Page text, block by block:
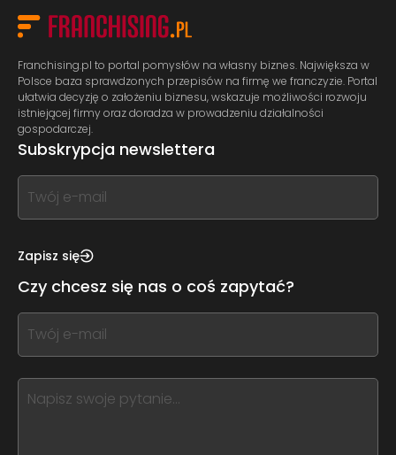
Franchising.pl to portal pomysłów na własny biznes. Największa w
Polsce baza sprawdzonych przepisów na firmę we franczyzie. Portal
ułatwia decyzję o założeniu biznesu, wskazuje możliwości rozwoju
istniejącej firmy oraz doradza w prowadzeniu działalności
gospodarczej.
Subskrypcja newslettera
If
you
this,
this
form
field
blank
Zapisz się
Czy chcesz się nas o coś zapytać?
If
you
this,
leave